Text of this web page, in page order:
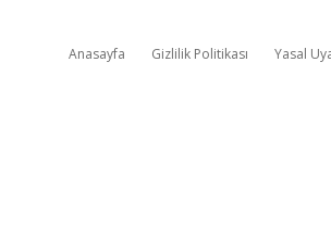
Anasayfa Gizlilik Politikası Yasal